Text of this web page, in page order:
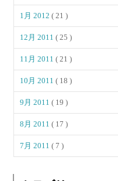
1月 2012( 21 )
12月 2011( 25 )
11月 2011( 21 )
10月 2011( 18 )
9月 2011( 19 )
8月 2011( 17 )
7月 2011( 7 )